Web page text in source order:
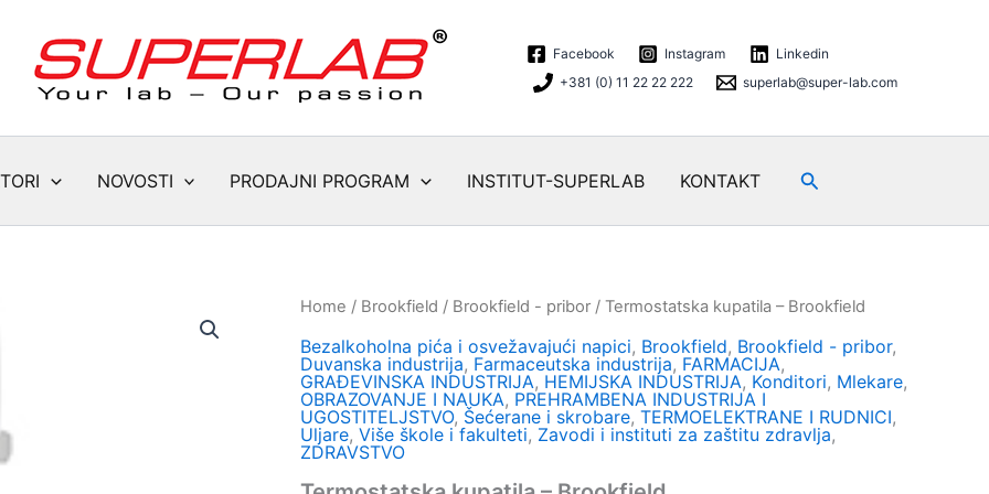
Facebook Instagram
Linkedin
+381 (0) 11 22 22 222
superlab@super-lab.com
NOVOSTI PRODAJNI PROGRAM INSTITUT-SUPERLAB KONTAKT Search
Home / Brookfield / Brookfield - pribor / Termostatska kupatila – Brookfield
Bezalkoholna pića i osvežavajući napici, Brookfield, Brookfield - pribor,
Duvanska industrija, Farmaceutska industrija, FARMACIJA,
GRAĐEVINSKA INDUSTRIJA, HEMIJSKA INDUSTRIJA, Konditori, Mlekare,
OBRAZOVANJE I NAUKA, PREHRAMBENA INDUSTRIJA I
UGOSTITELJSTVO, Šećerane i skrobare, TERMOELEKTRANE I RUDNICI,
Uljare, Više škole i fakulteti, Zavodi i instituti za zaštitu zdravlja,
ZDRAVSTVO